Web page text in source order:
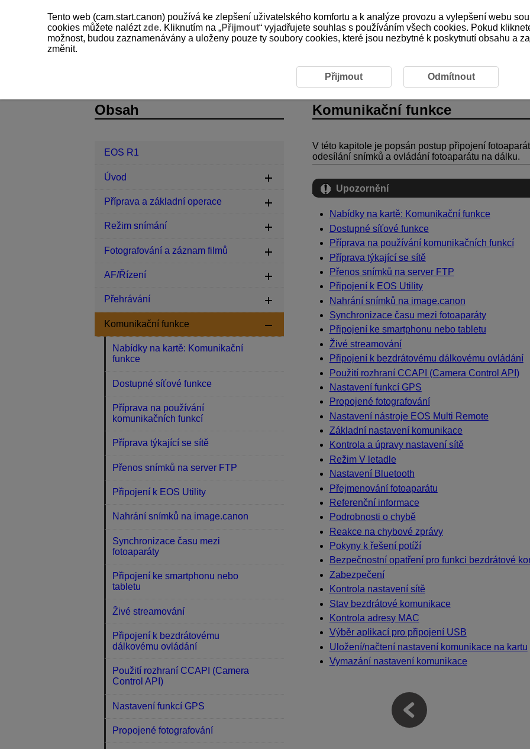
Komunikační funkce
V této kapitole je popsán postup připojení
odesílání snímků a ovládání fotoaparátu na dálku.
Upozornění
Nabídky na kartě: Komunikační funkce
Dostupné síťové funkce
Příprava na používání komunikačních funkcí
Příprava týkající se sítě
Přenos snímků na server FTP
Připojení k EOS Utility
Nahrání snímků na image.canon
Synchronizace času mezi fotoaparáty
Připojení ke smartphonu nebo tabletu
Živé streamování
Připojení k bezdrátovému dálkovému ovládání
Použití rozhraní CCAPI (Camera Control API)
Nastavení funkcí GPS
Propojené fotografování
Nastavení nástroje EOS Multi Remote
Základní nastavení komunikace
Kontrola a úpravy nastavení sítě
Režim V letadle
Nastavení Bluetooth
Přejmenování fotoaparátu
Referenční informace
Podrobnosti o chybě
Reakce na chybové zprávy
Pokyny k řešení potíží
Bezpečnostní opatření pro funkci bezdrátové
Zabezpečení
Kontrola nastavení sítě
Stav bezdrátové komunikace
Kontrola adresy MAC
Výběr aplikací pro připojení USB
Uložení/načtení nastavení komunikace na kartu
Vymazání nastavení komunikace
Obsah
EOS R1
Úvod
Příprava a základní operace
Režim snímání
Fotografování a záznam filmů
AF/Řízení
Přehrávání
Komunikační funkce
Nabídky na kartě: Komunikační
funkce
Dostupné síťové funkce
Příprava na používání
komunikačních funkcí
Příprava týkající se sítě
Přenos snímků na server FTP
Připojení k EOS Utility
Nahrání snímků na image.canon
Synchronizace času mezi
fotoaparáty
Připojení ke smartphonu nebo
tabletu
Živé streamování
Připojení k bezdrátovému
dálkovému ovládání
Použití rozhraní CCAPI (Camera
Control API)
Nastavení funkcí GPS
Propojené fotografování
Tento web (cam.start.canon) používá ke zlepšení uživatelského komfortu a k analýze provozu a vylepšení webu
cookies můžete naléztzde. Kliknutím na „Přijmout“ vyjadřujete souhlas s používáním všech cookies. Pokud
možnost, budou zaznamenávány a uloženy pouze ty soubory cookies, které jsou nezbytné k poskytnutí obsahu a
změnit.
Přijmout Odmítnout